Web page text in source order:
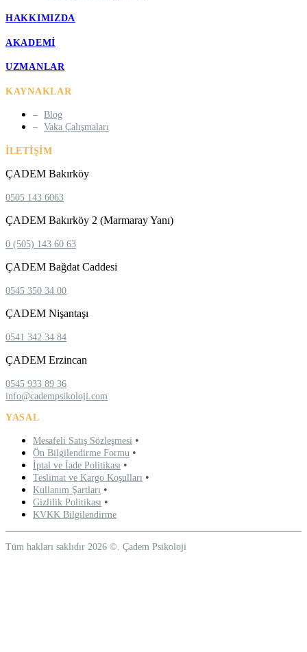
HAKKIMIZDA
AKADEMI
UZMANLAR
KAYNAKLAR
Blog
Vaka Çalışmaları
İLETIŞIM
ÇADEM Bakırköy
0505 143 6063
ÇADEM Bakırköy 2 (Marmaray Yanı)
0 (505) 143 60 63
ÇADEM Bağdat Caddesi
0545 350 34 00
ÇADEM Nişantaşı
0541 342 34 84
ÇADEM Erzincan
0545 933 89 36
info@cadempsikoloji.com
YASAL
Mesafeli Satış Sözleşmesi •
Ön Bilgilendirme Formu •
İptal ve İade Politikası •
Teslimat ve Kargo Koşulları •
Kullanım Şartları •
Gizlilik Politikası •
KVKK Bilgilendirme
Tüm hakları saklıdır 2026 ©. Çadem Psikoloji